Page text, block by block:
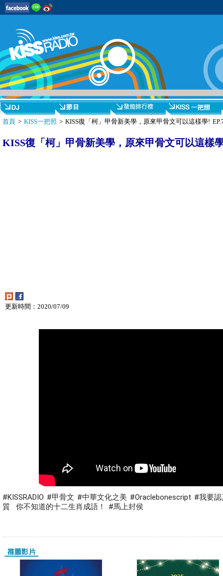
首頁 > KISS一把照 > KISS復「柯」甲骨新美學，原來甲骨文可以這樣學!
KISS復「柯」甲骨新美學，原來甲骨文可以這樣
更新時間：2020/07/09
#KISSRADIO #甲骨文 #中華文化之美 #Oraclebonescript #我要
質  你不知道的十二生肖成語！ #馬上封侯